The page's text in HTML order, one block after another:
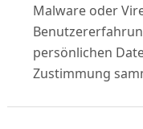
Malware oder
persönlichen
Zustimmung